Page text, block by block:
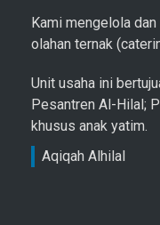
Kami mengelola
olahan ternak
Unit usaha ini
Pesantren Al-Hilal;
khusus anak yatim.
Aqiqah Alhilal